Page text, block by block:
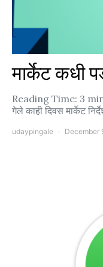
मार्केट कधी
Reading Time: 3
गेले काही दिवस मार्केट
udaypingale December